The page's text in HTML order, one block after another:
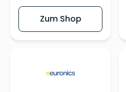
Zum Shop